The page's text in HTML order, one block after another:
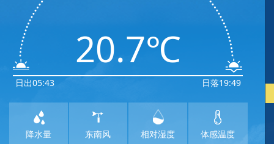
日出05:43
20.7℃
日落19:49
降水量 东南风 相对湿度 体感温度